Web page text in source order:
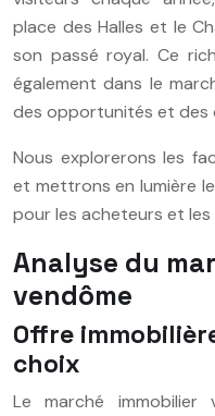
place des Halles et le
son passé royal. Ce
également dans le
des opportunités et des
Nous explorerons les
et mettrons en lumière
pour les acheteurs et les
Analyse du
vendôme
Offre
choix
Le marché immobilier